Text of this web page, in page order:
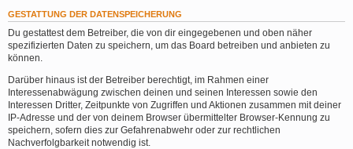
GESTATTUNG DER DATENSPEICHERUNG
Du gestattest dem Betreiber, die von dir eingegebenen und oben näher
spezifizierten Daten zu speichern, um das Board betreiben und anbieten zu
können.
Darüber hinaus ist der Betreiber berechtigt, im Rahmen einer
Interessenabwägung zwischen deinen und seinen Interessen sowie den
Interessen Dritter, Zeitpunkte von Zugriffen und Aktionen zusammen mit deiner
IP-Adresse und der von deinem Browser übermittelter Browser-Kennung zu
speichern, sofern dies zur Gefahrenabwehr oder zur rechtlichen
Nachverfolgbarkeit notwendig ist.